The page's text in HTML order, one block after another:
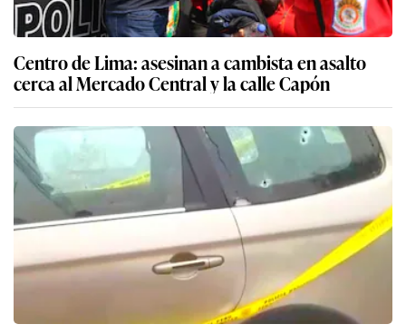
Centro de Lima: asesinan a cambista en asalto
cerca al Mercado Central y la calle Capón